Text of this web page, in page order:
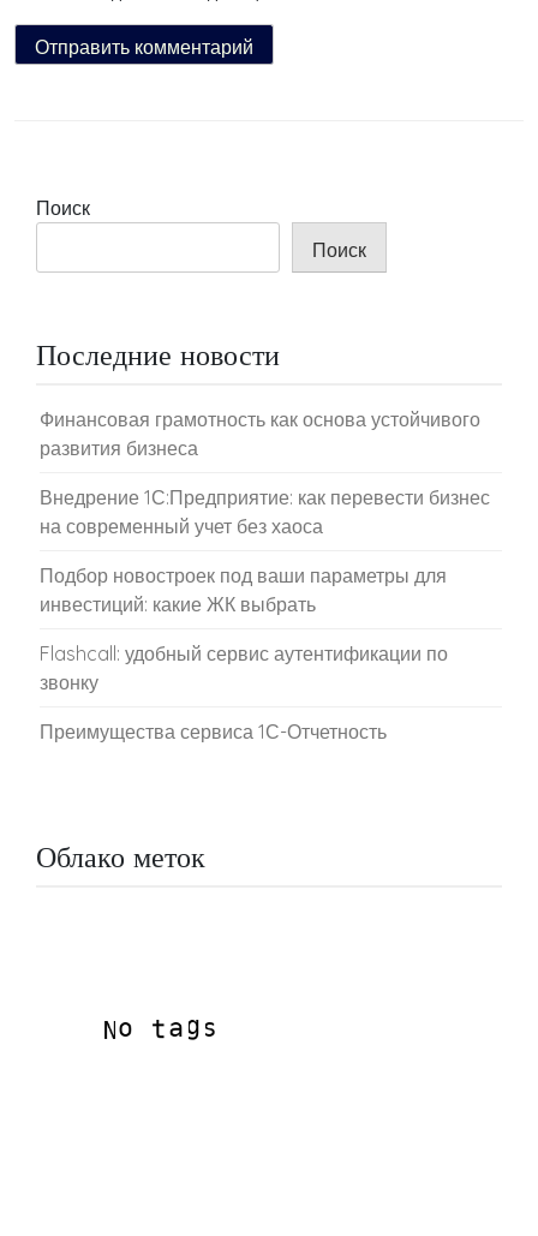
Поиск
Поиск
Последние новости
Финансовая грамотность как основа устойчивого
развития бизнеса
Внедрение 1С:Предприятие: как перевести бизнес
на современный учет без хаоса
Подбор новостроек под ваши параметры для
инвестиций: какие ЖК выбрать
Flashcall: удобный сервис аутентификации по
звонку
Преимущества сервиса 1С-Отчетность
Облако меток